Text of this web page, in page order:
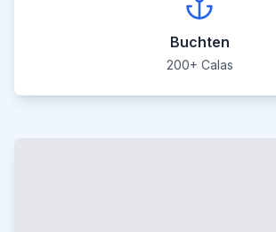
Buchten
200+ Calas